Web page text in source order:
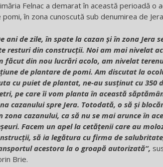
Felnac a demarat în această perioadă o
pomi, în zona cunoscută sub denumirea de
ani de zile, în spate la cazan și în zona Jera
resturi din construcții. Noi am mai nivelat
făcut din nou lucrări acolo, am nivelat
de plantare de pomi. Am discutat la
cu puiet de plantat, ne-au susținut cu 350
pe care îi vom planta în această
cazanului spre Jera. Totodată, o să și
zona cazanului, ca să nu se mai arunce în
Facem un apel la cetățenii care au
să ia legătura cu firma de
acestora la o groapă autorizată“,
Brie.